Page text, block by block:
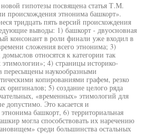
гипотезы посвящена статья Т.М.
происхождения этнонима башкорт».
тридцать пять версий происхождения
выводы: 1) башкорт - двуосновная
консонант в роли финали уже входил в
сложения всего этнонима; 3)
относятся к категории так
4) страницы историко-
пересыщены наукообразными
копированиями графем, резко
оригиналов; 5) создание целого ряда
«временных» этимологий для
допустимо. Это касается и
башкорт, 6) территориальная
могла способствовать их наречению
среди большинства остальных